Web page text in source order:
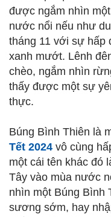
được ngắm nhìn
nước nổi nếu như
tháng 11 với sự hấp
xanh mướt. Lênh
chèo, ngắm nhìn
thấy được một sự
thực.
Búng Bình Thiên là
Tết 2024 vô cùng
một cái tên khác đó
Tây vào mùa nước
nhìn một Búng Bình
sương sớm, hay